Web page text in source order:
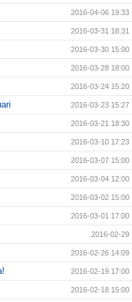
2016-04-06 19:33
2016-03-31 18:31
2016-03-30 15:00
2016-03-28 18:00
2016-03-24 15:20
2016-03-23 15:27
2016-03-21 18:30
2016-03-10 17:23
2016-03-07 15:00
2016-03-04 12:00
2016-03-02 15:00
2016-03-01 17:00
2016-02-29
2016-02-26 14:09
2016-02-19 17:00
2016-02-18 15:00